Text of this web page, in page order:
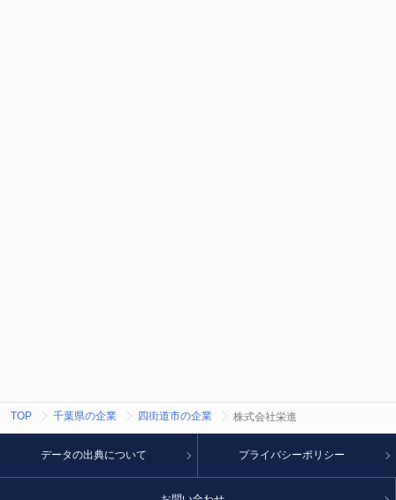
TOP 千葉県の企業 四街道市の企業 株式会社栄進
データの出典について プライバシーポリシー